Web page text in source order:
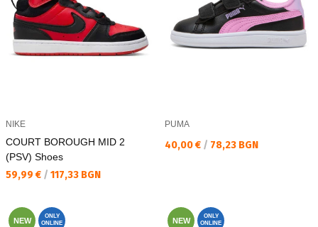
NIKE
COURT BOROUGH MID 2
(PSV) Shoes
Текуща цена:
59,99 € / 117,33 BGN
PUMA
Текуща цена:
40,00 € / 78,23 BGN
NEW
ONLY
ONLINE
NEW
ONLY
ONLINE